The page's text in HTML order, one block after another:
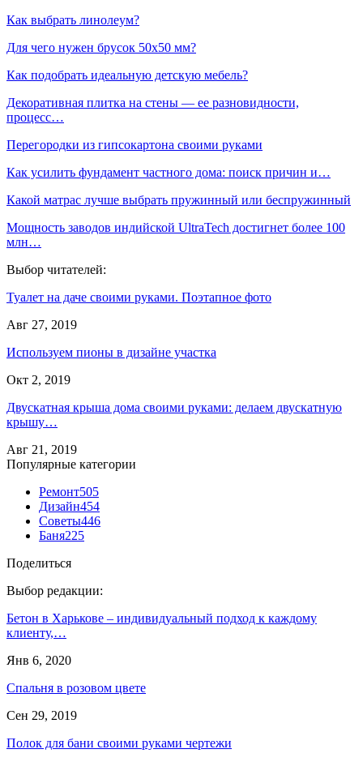
Как выбрать линолеум?
Для чего нужен брусок 50х50 мм?
Как подобрать идеальную детскую мебель?
Декоративная плитка на стены — ее разновидности,
процесс…
Перегородки из гипсокартона своими руками
Как усилить фундамент частного дома: поиск причин и…
Какой матрас лучше выбрать пружинный или беспружинный
Мощность заводов индийской UltraTech достигнет более 100
млн…
Выбор читателей:
Туалет на даче своими руками. Поэтапное фото
Авг 27, 2019
Используем пионы в дизайне участка
Окт 2, 2019
Двускатная крыша дома своими руками: делаем двускатную
крышу…
Авг 21, 2019
Популярные категории
Ремонт505
Дизайн454
Советы446
Баня225
Поделиться
Выбор редакции:
Бетон в Харькове – индивидуальный подход к каждому
клиенту,…
Янв 6, 2020
Спальня в розовом цвете
Сен 29, 2019
Полок для бани своими руками чертежи